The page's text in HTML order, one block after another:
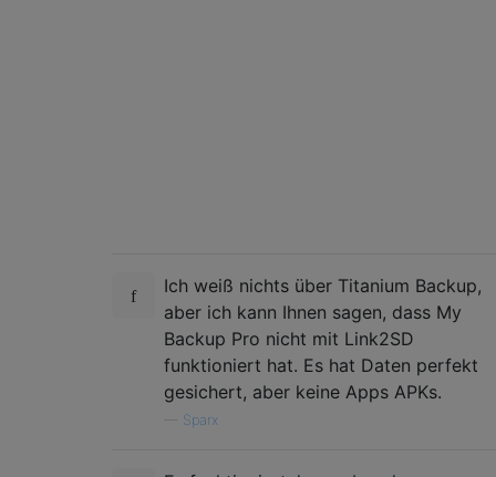
Ich weiß nichts über Titanium Backup,
aber ich kann Ihnen sagen, dass My
Backup Pro nicht mit Link2SD
funktioniert hat. Es hat Daten perfekt
gesichert, aber keine Apps APKs.
Sparx